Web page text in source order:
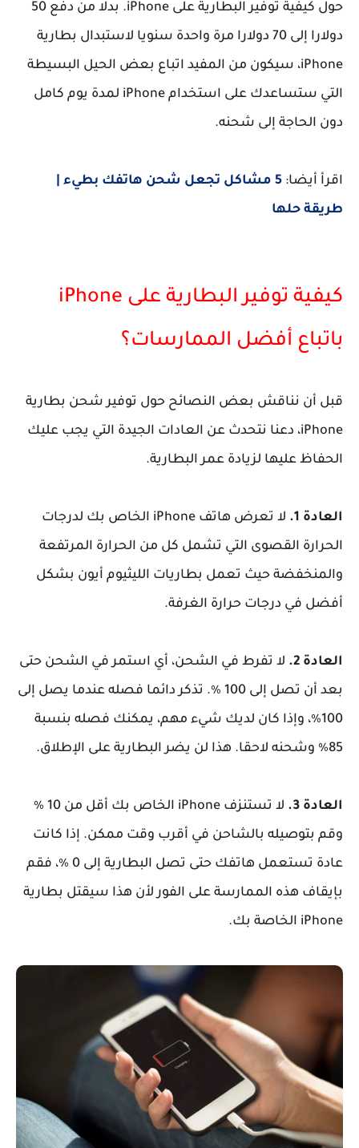
حول كيفية توفير البطارية على iPhone. بدلا من دفع 50
دولارا إلى 70 دولارا مرة واحدة سنويا لاستبدال بطارية
iPhone، سيكون من المفيد اتباع بعض الحيل البسيطة
التي ستساعدك على استخدام iPhone لمدة يوم كامل
دون الحاجة إلى شحنه.
اقرأ أيضا:
5 مشاكل تجعل شحن هاتفك بطيء |
طريقة حلها
كيفية توفير البطارية على iPhone
باتباع أفضل الممارسات؟
قبل أن نناقش بعض النصائح حول توفير شحن بطارية
iPhone، دعنا نتحدث عن العادات الجيدة التي يجب عليك
الحفاظ عليها لزيادة عمر البطارية.
العادة 1.
لا تعرض هاتف iPhone الخاص بك لدرجات
الحرارة القصوى التي تشمل كل من الحرارة المرتفعة
والمنخفضة حيث تعمل بطاريات الليثيوم أيون بشكل
أفضل في درجات حرارة الغرفة.
العادة 2.
لا تفرط في الشحن، أي استمر في الشحن حتى
بعد أن تصل إلى 100 ٪. تذكر دائما فصله عندما يصل إلى
100٪، وإذا كان لديك شيء مهم، يمكنك فصله بنسبة
85٪ وشحنه لاحقا. هذا لن يضر البطارية على الإطلاق.
العادة 3.
لا تستنزف iPhone الخاص بك أقل من 10 ٪
وقم بتوصيله بالشاحن في أقرب وقت ممكن. إذا كانت
عادة تستعمل هاتفك حتى تصل البطارية إلى 0 ٪، فقم
بإيقاف هذه الممارسة على الفور لأن هذا سيقتل بطارية
iPhone الخاصة بك.